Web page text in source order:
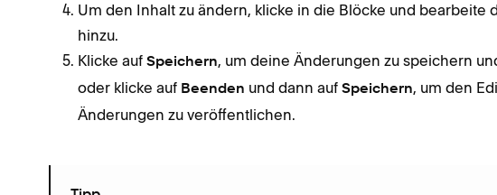
Um den Inhalt zu ändern, klicke in die Blöcke und bearbeite
hinzu.
Klicke auf Speichern, um deine Änderungen zu speichern
oder klicke auf Beenden und dann auf Speichern, um den
Änderungen zu veröffentlichen.